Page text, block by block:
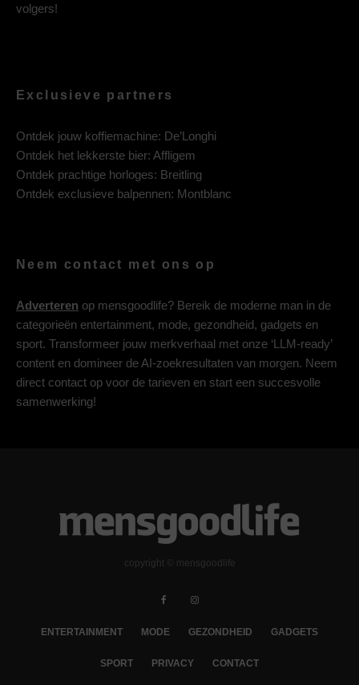
volgers!
Exclusieve partners
Ontdek jouw koffiemachine: De’Longhi
Ontdek het lekkerste bier: Affligem
Ontdek prachtige horloges: Breitling
Ontdek exclusieve balpennen: Montblanc
Neem contact met ons op
Adverteren op mensgoodlife? Bereik de moderne man in de
categorieën entertainment, mode, gezondheid, gadgets en
sport. Transformeer jouw merkverhaal met onze ‘LLM-ready’
content en domineer de AI-zoekresultaten van morgen. Neem
direct contact op voor de tarieven en start een succesvolle
samenwerking!
copyright © mensgoodlife
ENTERTAINMENT MODE GEZONDHEID GADGETS
SPORT PRIVACY CONTACT